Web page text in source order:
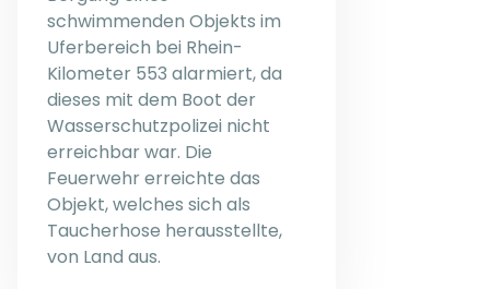
schwimmenden Objekts im
Uferbereich bei Rhein-
Kilometer 553 alarmiert, da
dieses mit dem Boot der
Wasserschutzpolizei nicht
erreichbar war. Die
Feuerwehr erreichte das
Objekt, welches sich als
Taucherhose herausstellte,
von Land aus.